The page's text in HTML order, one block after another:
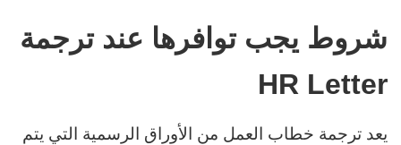
شروط يجب توافرها عند ترجمة
HR Letter
يعد ترجمة خطاب العمل من الأوراق الرسمية التي يتم